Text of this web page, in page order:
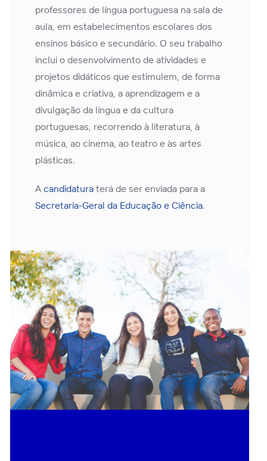
professores de língua portuguesa na sala de
aula, em estabelecimentos escolares dos
ensinos básico e secundário. O seu trabalho
inclui o desenvolvimento de atividades e
projetos didáticos que estimulem, de forma
dinâmica e criativa, a aprendizagem e a
divulgação da língua e da cultura
portuguesas, recorrendo à literatura, à
música, ao cinema, ao teatro e às artes
plásticas.
A candidaturaterá de ser enviada para a
Secretaria-Geral da Educação e Ciência.